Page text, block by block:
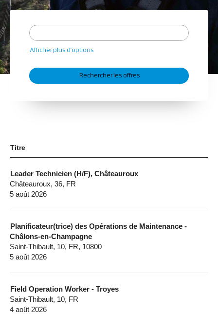
Afficher plus d’options
Titre
Leader Technicien (H/F), Châteauroux
Châteauroux, 36, FR
5 août 2026
Planificateur(trice) des Opérations de Maintenance -
Châlons-en-Champagne
Saint-Thibault, 10, FR, 10800
5 août 2026
Field Operation Worker - Troyes
Saint-Thibault, 10, FR
4 août 2026